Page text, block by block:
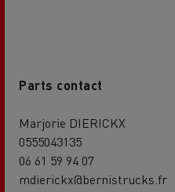
Parts contact
Marjorie DIERICKX
0555043135
06 61 59 94 07
mdierickx@bernistrucks.fr